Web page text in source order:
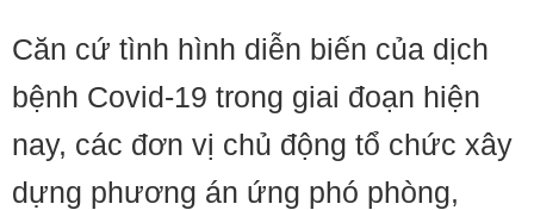
Căn cứ tình hình diễn biến của dịch
bệnh Covid-19 trong giai đoạn hiện
nay, các đơn vị chủ động tổ chức xây
dựng phương án ứng phó phòng,